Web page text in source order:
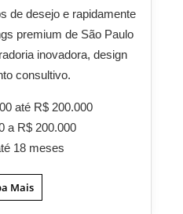
de desejo e rapidamente
premium de São Paulo
inovadora, design
consultivo.
até R$ 200.000
a R$ 200.000
18 meses
Mais